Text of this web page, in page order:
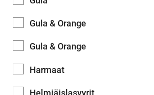
Gula & Orange
Gula & Orange
Harmaat
Helmiäislasyyrit